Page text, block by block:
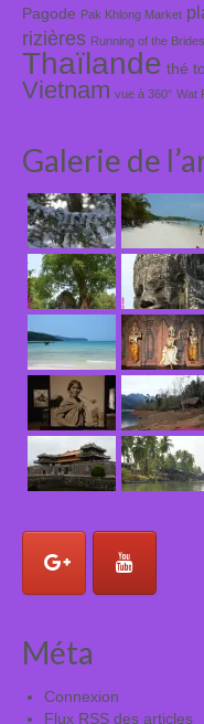
Pagode Pak Khlong Market
rizières Running of the Brides
Thaïlande thé
Vietnam vue à 360° Wat
Galerie de
Méta
Connexion
Flux RSS des articles